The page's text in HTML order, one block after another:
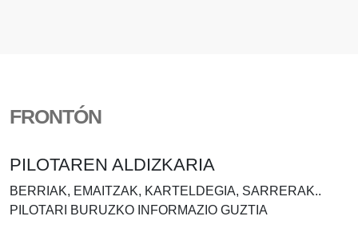
FRONTÓN
PILOTAREN ALDIZKARIA
BERRIAK, EMAITZAK, KARTELDEGIA, SARRERAK..
PILOTARI BURUZKO INFORMAZIO GUZTIA